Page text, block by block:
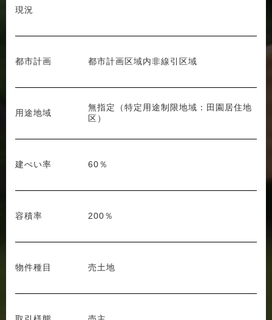
現況
都市計画 都市計画区域内非線引区域
用途地域
無指定（特定用途制限地域：田園居住地
区）
建ぺい率 60％
容積率 200％
物件種目 売土地